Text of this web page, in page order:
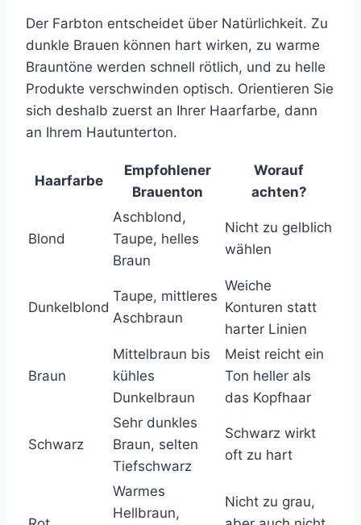
Der Farbton entscheidet über Natürlichkeit. Zu
dunkle Brauen können hart wirken, zu warme
Brauntöne werden schnell rötlich, und zu helle
Produkte verschwinden optisch. Orientieren Sie
sich deshalb zuerst an Ihrer Haarfarbe, dann
an Ihrem Hautunterton.
Haarfarbe
Empfohlener
Brauenton
Worauf
achten?
Blond
Aschblond,
Taupe, helles
Braun
Nicht zu gelblich
wählen
Dunkelblond
Taupe, mittleres
Aschbraun
Weiche
Konturen statt
harter Linien
Braun
Mittelbraun bis
kühles
Dunkelbraun
Meist reicht ein
Ton heller als
das Kopfhaar
Schwarz
Sehr dunkles
Braun, selten
Tiefschwarz
Schwarz wirkt
oft zu hart
Warmes
Hellbraun,
Nicht zu grau,